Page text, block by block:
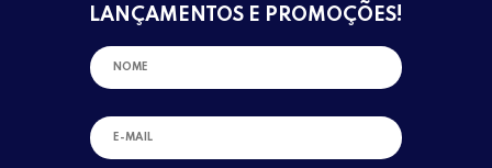
LANÇAMENTOS E PROMOÇÕES!